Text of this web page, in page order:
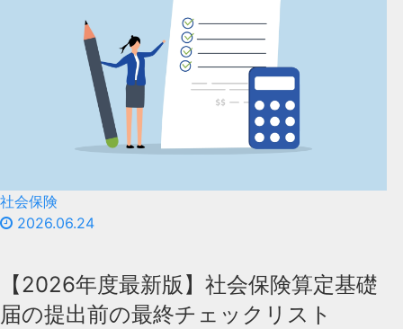
社会保険
2026.06.24
【2026年度最新版】社会保険算定基礎
届の提出前の最終チェックリスト